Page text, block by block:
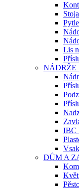
Lis
NÁDRŽE
IBC
DŮM A